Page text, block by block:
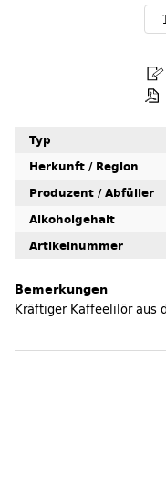
Typ
Herkunft / Region
Produzent / Abfüller
Alkoholgehalt
Artikelnummer
Bemerkungen
Kräftiger Kaffeelilör aus